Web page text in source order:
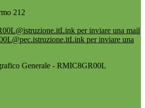
212
Link per inviare una mail
Link per inviare una
Generale - RMIC8GR00L